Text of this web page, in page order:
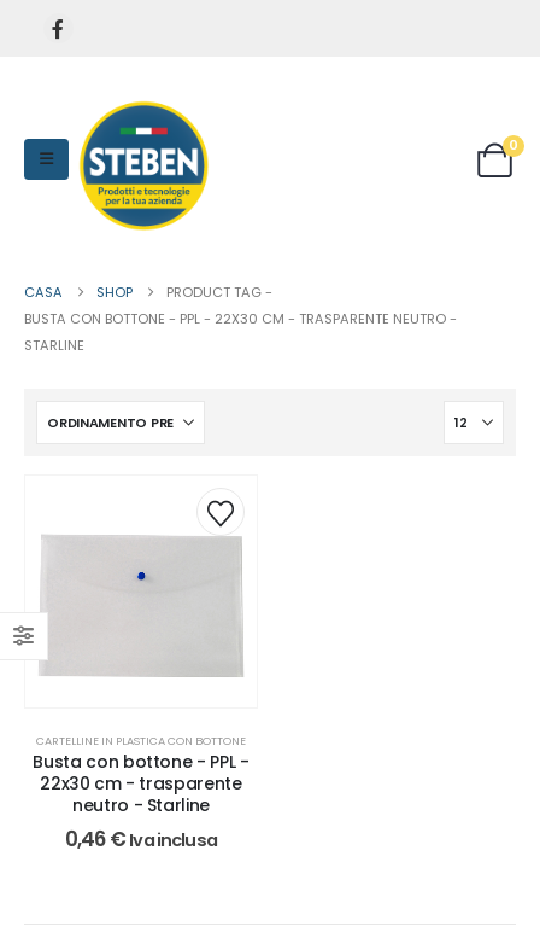
0
CASA SHOP
PRODUCT TAG -
BUSTA CON BOTTONE - PPL - 22X30 CM - TRASPARENTE NEUTRO -
STARLINE
CARTELLINE IN PLASTICA CON BOTTONE
Busta con bottone - PPL -
22x30 cm - trasparente
neutro - Starline
0,46€ Iva inclusa